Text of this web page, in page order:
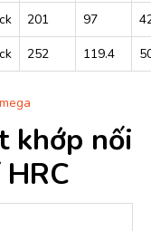
201 97
252 119.4
khớp nối